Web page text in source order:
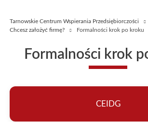
Tarnowskie Centrum Wspierania Przedsiębiorczości
Chcesz założyć firmę?
Formalności krok po kroku
Formalności krok
CEIDG